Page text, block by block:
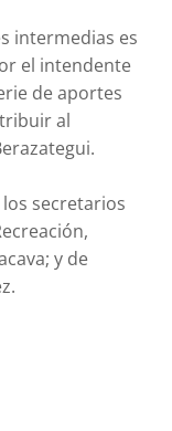
intermedias es
el intendente
de aportes
al
secretarios
y de